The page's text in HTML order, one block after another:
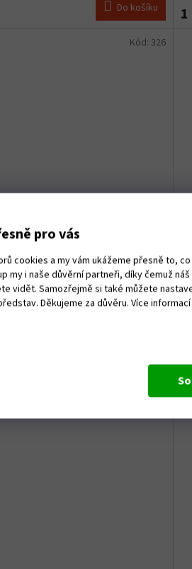
pro vás
cookies a my vám ukážeme přesně to,
my i naše důvěrní partneři, díky čemuž
vidět. Samozřejmě si také můžete
Děkujeme za důvěru. Více informací
Do košíku
žlutá 1,6 (124.0041)
Skladem(2 ks)
Kód: 326